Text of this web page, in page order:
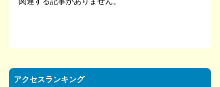
アクセスランキング